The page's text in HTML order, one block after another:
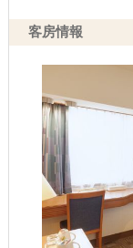
客房情報